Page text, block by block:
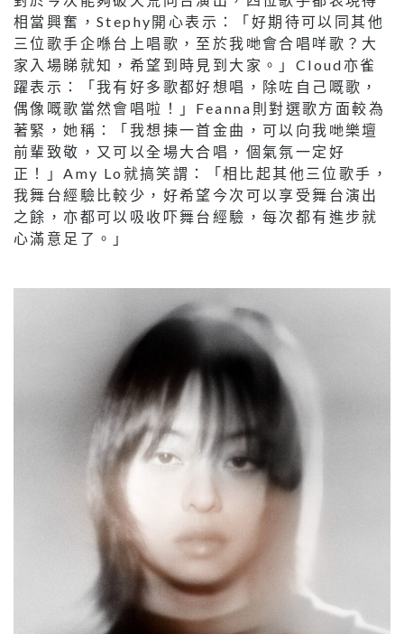
相當興奮，Stephy開心表示：「好期待可以同其他
三位歌手企喺台上唱歌，至於我哋會合唱咩歌？大
家入場睇就知，希望到時見到大家。」Cloud亦雀
躍表示：「我有好多歌都好想唱，除咗自己嘅歌，
偶像嘅歌當然會唱啦！」Feanna則對選歌方面較為
著緊，她稱：「我想揀一首金曲，可以向我哋樂壇
前輩致敬，又可以全場大合唱，個氣氛一定好
正！」Amy Lo就搞笑謂：「相比起其他三位歌手，
我舞台經驗比較少，好希望今次可以享受舞台演出
之餘，亦都可以吸收吓舞台經驗，每次都有進步就
心滿意足了。」